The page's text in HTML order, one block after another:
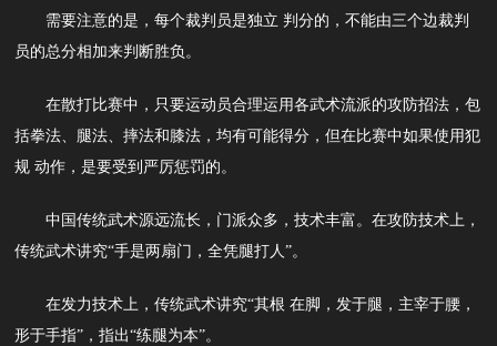
需要注意的是，每个裁判员是独立 判分的，不能由三个边裁判
员的总分相加来判断胜负。
在散打比赛中，只要运动员合理运用各武术流派的攻防招法，包
括拳法、腿法、摔法和膝法，均有可能得分，但在比赛中如果使用犯
规 动作，是要受到严厉惩罚的。
中国传统武术源远流长，门派众多，技术丰富。在攻防技术上，
传统武术讲究“手是两扇门，全凭腿打人”。
在发力技术上，传统武术讲究“其根 在脚，发于腿，主宰于腰，
形于手指”，指出“练腿为本”。